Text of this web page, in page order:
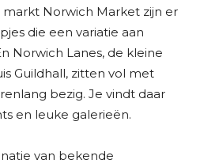
Norwich Market zijn er
die een variatie aan
Norwich Lanes, de kleine
Guildhall, zitten vol met
bezig. Je vindt daar
en leuke galerieën.
van bekende